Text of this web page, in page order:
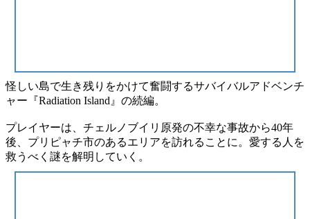
怪しい島で生き残りをかけて奮闘するサバイバルアドベンチ
ャー 『Radiation Island』 の続編。
プレイヤーは、 チェルノブイリ原発の不幸な事故から40年
後、 プリピャチ市のあるエリアを訪れることに。 愛する人 を
救うべく謎を解明していく。